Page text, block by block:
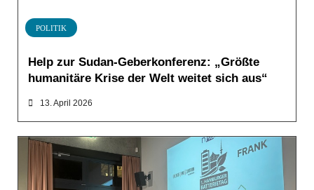
POLITIK
Help zur Sudan-Geberkonferenz: „Größte
humanitäre Krise der Welt weitet sich aus“
13. April 2026